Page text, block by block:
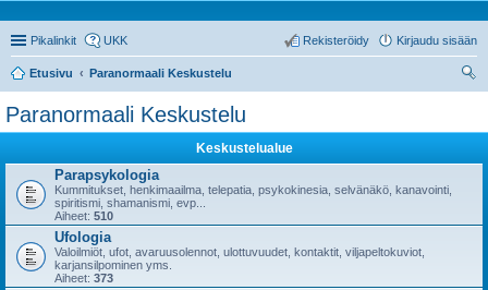
Pikalinkit UKK Kirjaudu sisään
Rekisteröidy
Etusivu
Paranormaali Keskustelu
Paranormaali Keskustelu
Keskustelualue
Parapsykologia
Kummitukset, henkimaailma, telepatia, psykokinesia, selvänäkö, kanavointi,
spiritismi, shamanismi, evp...
Aiheet: 510
Ufologia
Valoilmiöt, ufot, avaruusolennot, ulottuvuudet, kontaktit, viljapeltokuviot,
karjansilpominen yms.
Aiheet: 373